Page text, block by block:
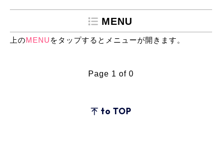
MENU
上のMENU をタップするとメニューが開きます。
Page 1 of 0
to TOP